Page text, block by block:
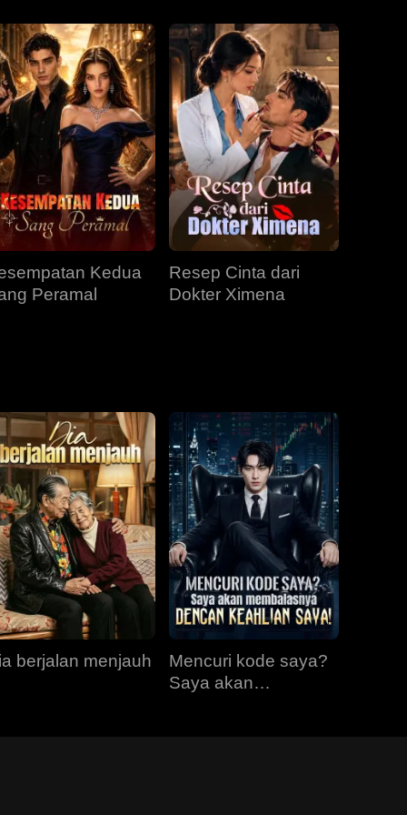
EP 35 EP 36
EP 37 EP 38 EP 39
EP 40
Kedua
Peramal
Resep Cinta dari
Dokter Ximena
berjalan menjauh
Mencuri kode saya?
Saya akan